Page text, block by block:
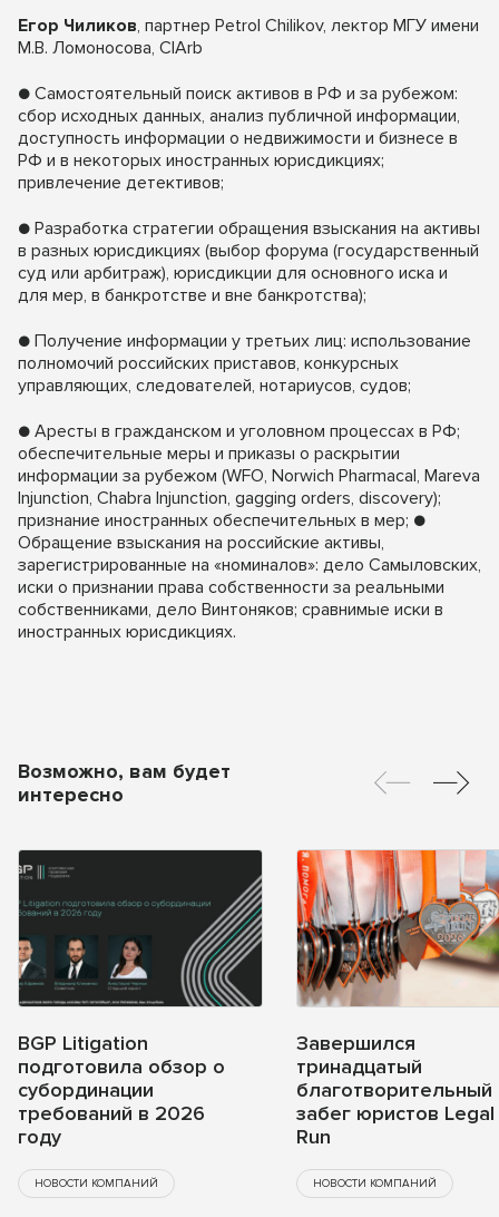
Егор Чиликов, партнер Petrol Chilikov, лектор МГУ имени
М.В. Ломоносова, СIArb
● Самостоятельный поиск активов в РФ и за рубежом:
сбор исходных данных, анализ публичной информации,
доступность информации о недвижимости и бизнесе в
РФ и в некоторых иностранных юрисдикциях;
привлечение детективов;
● Разработка стратегии обращения взыскания на активы
в разных юрисдикциях (выбор форума (государственный
суд или арбитраж), юрисдикции для основного иска и
для мер, в банкротстве и вне банкротства);
● Получение информации у третьих лиц: использование
полномочий российских приставов, конкурсных
управляющих, следователей, нотариусов, судов;
● Аресты в гражданском и уголовном процессах в РФ;
обеспечительные меры и приказы о раскрытии
информации за рубежом (WFO, Norwich Pharmacal, Mareva
Injunction, Chabra Injunction, gagging orders, discovery);
признание иностранных обеспечительных в мер; ●
Обращение взыскания на российские активы,
зарегистрированные на «номиналов»: дело Самыловских,
иски о признании права собственности за реальными
собственниками, дело Винтоняков; сравнимые иски в
иностранных юрисдикциях.
Возможно, вам будет
интересно
BGP Litigation
подготовила обзор о
субординации
требований в 2026
году
НОВОСТИ КОМПАНИЙ
Завершился
тринадцатый
благотворительный
забег юристов Legal
Run
НОВОСТИ КОМПАНИЙ